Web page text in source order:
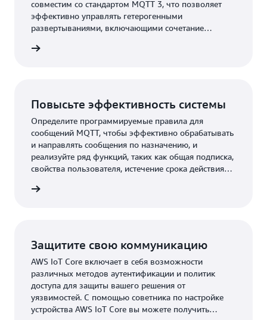
совместим со стандартом MQTT 3, что позволяет
эффективно управлять гетерогенными
развертываниями, включающими сочетание
проекты значительные улучшения функций.
Повысьте эффективность системы
Определите программируемые правила для
сообщений MQTT, чтобы эффективно обрабатывать
и направлять сообщения по назначению, и
реализуйте ряд функций, таких как общая подписка,
свойства пользователя, истечение срока действия
сообщениями в своем парке.
Защитите свою коммуникацию
AWS IoT Core включает в себя возможности
различных методов аутентификации и политик
доступа для защиты вашего решения от
уязвимостей. С помощью советника по настройке
устройства AWS IoT Core вы можете получить